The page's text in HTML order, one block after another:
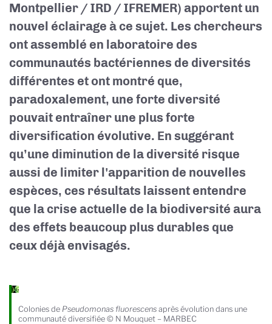
Montpellier / IRD / IFREMER) apportent un
nouvel éclairage à ce sujet. Les chercheurs
ont assemblé en laboratoire des
communautés bactériennes de diversités
différentes et ont montré que,
paradoxalement, une forte diversité
pouvait entraîner une plus forte
diversification évolutive. En suggérant
qu’une diminution de la diversité risque
aussi de limiter l'apparition de nouvelles
espèces, ces résultats laissent entendre
que la crise actuelle de la biodiversité aura
des effets beaucoup plus durables que
ceux déjà envisagés.
Colonies de Pseudomonas fluorescens après évolution dans une
communauté diversifiée © N Mouquet – MARBEC